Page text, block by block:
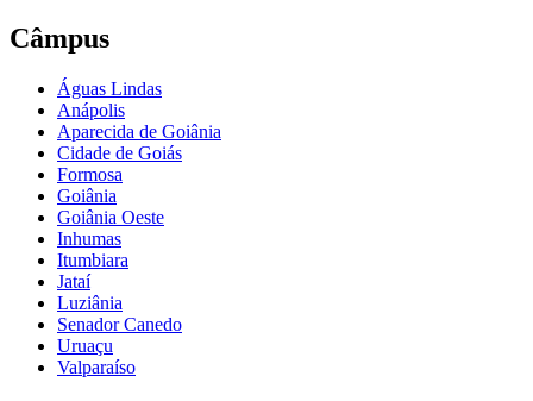
Câmpus
Águas Lindas
Anápolis
Aparecida de Goiânia
Cidade de Goiás
Formosa
Goiânia
Goiânia Oeste
Inhumas
Itumbiara
Jataí
Luziânia
Senador Canedo
Uruaçu
Valparaíso